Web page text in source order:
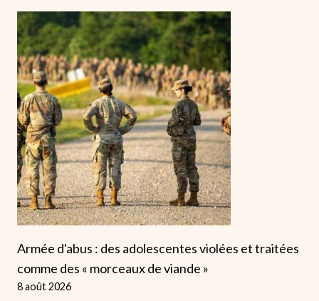
Armée d'abus : des adolescentes violées et traitées
comme des « morceaux de viande »
8 août 2026